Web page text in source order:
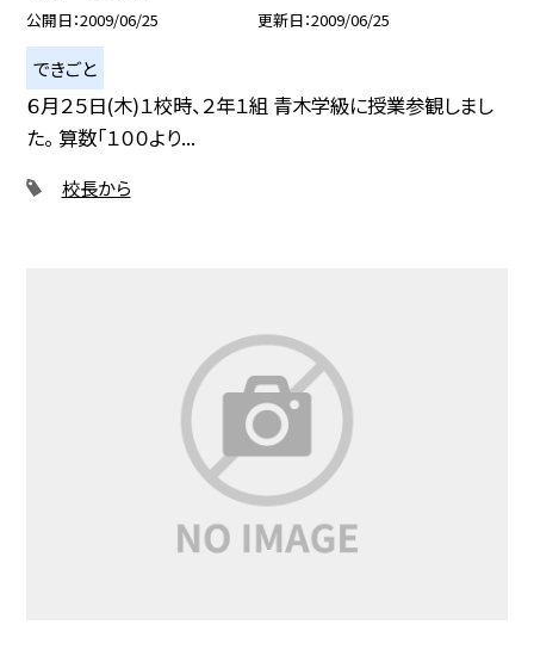
公開日 2009/06/25 更新日 2009/06/25
できごと
６月２５日(木)１校時、２年１組 青木学級に授業参観しまし
た。 算数「１００より...
校長から